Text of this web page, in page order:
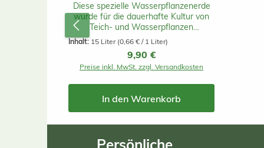
Diese spezielle Wasserpflanzenerde
wurde für die dauerhafte Kultur von
Teich- und Wasserpflanzen
entwickelt. Im Gegensatz zu
herkömmlicher Blumenerde enthält sie
nur wenige organische Bestandteile
und gibt dadurch deutlich weniger
unerwünschtes Algenwachstum
reduziert, während die Pflanzen
gleichzeitig optimale Bedingungen für
Die Erde eignet sich für
Inhalt: 15 Liter (0,66 € / 1 Liter)
Regulärer Preis:
9,90 €
Preise inkl. MwSt. zzgl. Versandkosten
In den Warenkorb
Persönliche